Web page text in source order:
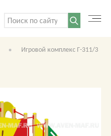
Поиск:
Игровой комплекс Г-311/3